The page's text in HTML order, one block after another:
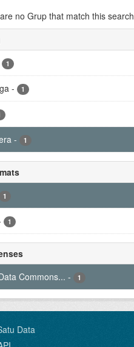
no Grup that match this search
1
- 1
- 1
1
1
Commons... - 1
Data